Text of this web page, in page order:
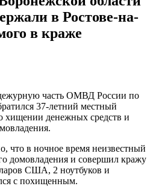
в Ростове-на-
в краже
дежурную часть ОМВД России по
37-летний местный
хищении денежных средств и
что в ночное время неизвестный
домовладения и совершил кражу
США, 2 ноутбуков и
с похищенным.